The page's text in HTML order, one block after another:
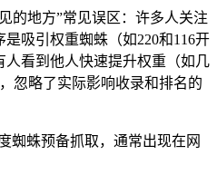
的地方”常见误区：许多人关注
吸引权重蜘蛛（如220和116开
看到他人快速提升权重（如几
忽略了实际影响收录和排名的
蜘蛛预备抓取，通常出现在网